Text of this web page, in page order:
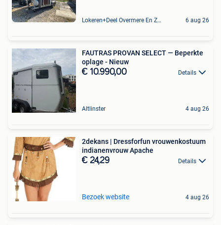
Lokeren+Deel Overmere En Zele 6 aug 26
FAUTRAS PROVAN SELECT — Beperkte
oplage - Nieuw
€ 10.990,00 Details
Altlinster 4 aug 26
2dekans | Dressforfun vrouwenkostuum
indianenvrouw Apache
€ 24,29 Details
Bezoek website 4 aug 26